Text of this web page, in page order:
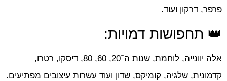
פרפר, דרקון ועוד.
👑 תחפושות דמויות:
אלה יוונייה, לוחמת, שנות ה־20, 60, 80, דיסקו, רטרו,
קדמונית, שלגיה, קומיקס, שדון ועוד עשרות עיצובים מפתיעים.